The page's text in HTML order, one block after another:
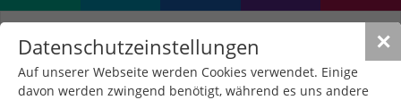
✕
Datenschutzeinstellungen
Auf unserer Webseite werden Cookies verwendet. Einige
davon werden zwingend benötigt, während es uns andere